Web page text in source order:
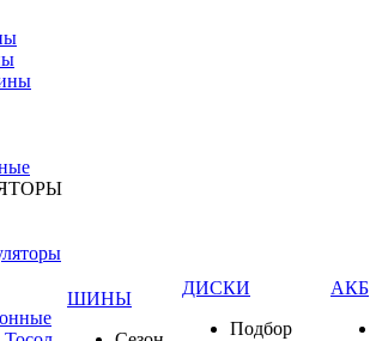
ШИНЫ
ДИСКИ
Подбор
АКБ